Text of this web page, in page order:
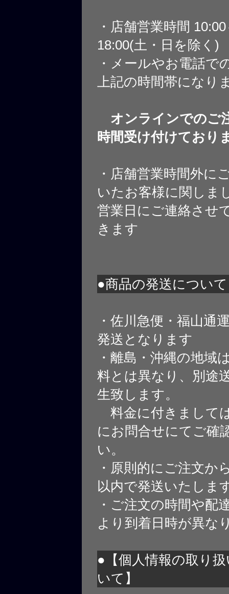
・店舗営業時間
18:00(土・日を除く)
・メールやお電話で
上記の時間帯になり
オンラインでのご
時間受け付けており
・店舗営業時間外に
いたお客様に関しま
営業日にご連絡させ
きます
●商品の発送について
・佐川急便・福山通
発送となります
・離島・沖縄の地域
料とは異なり、別途
生致します。
料金に付きまして
にお問合せにてご確
い。
・原則的にご注文か
以内で発送いたしま
・ご注文の時間や配
より到着日時が異な
●【個人情報の取り
いて】